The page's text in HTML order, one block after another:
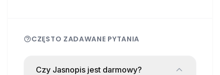
CZĘSTO ZADAWANE PYTANIA
Czy Jasnopis jest darmowy?